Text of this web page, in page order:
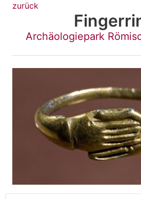
zurück
Archäologiepark